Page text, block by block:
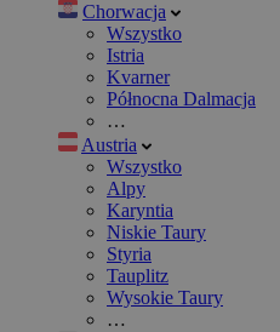
Chorwacja
Wszystko
Istria
Kvarner
Północna Dalmacja
…
Austria
Wszystko
Alpy
Karyntia
Niskie Taury
Styria
Tauplitz
Wysokie Taury
…